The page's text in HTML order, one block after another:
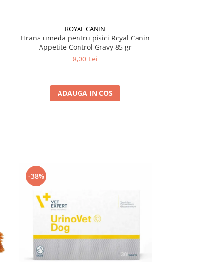
ROYAL CANIN
Hrana umeda pentru pisici Royal Canin
Appetite Control Gravy 85 gr
8,00 Lei
ADAUGA IN COS
-38%